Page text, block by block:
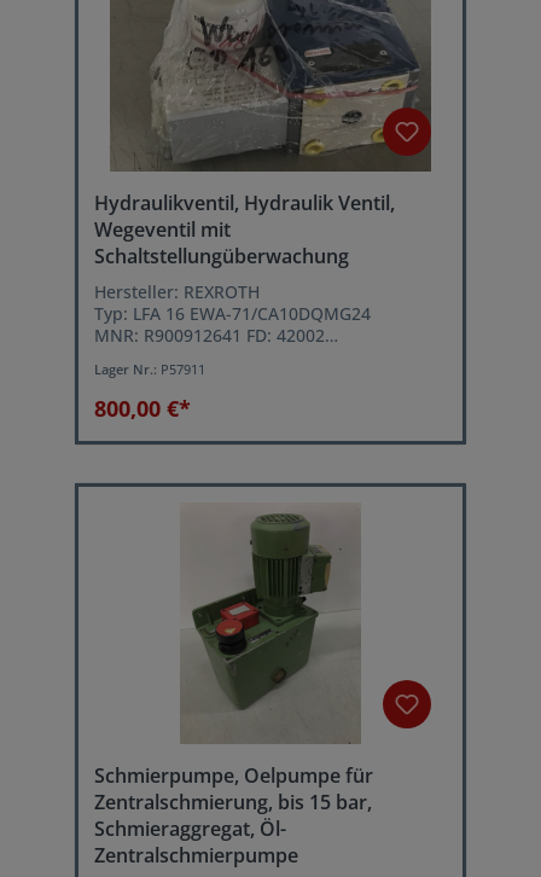
Hydraulikventil, Hydraulik Ventil,
Wegeventil mit
Schaltstellungüberwachung
Hersteller: REXROTH
Typ: LFA 16 EWA-71/CA10DQMG24
MNR: R900912641 FD: 42002
4 Stück Befestigungsschrauben M8
(45x45mm)
Lager Nr.: P57911
800,00 €*
Schmierpumpe, Oelpumpe für
Zentralschmierung, bis 15 bar,
Schmieraggregat, Öl-
Zentralschmierpumpe